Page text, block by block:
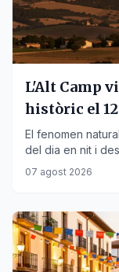
L'Alt Camp
històric el
El fenomen
del dia en nit i
recordant la
07 agost 2026